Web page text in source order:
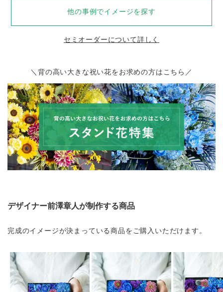
他の事例でイメージを探す
セミオーダーについて詳しく
＼背の高い大きな祝い花をお求めの方はこちら／
デザイナー前澤章人が制作する商品
完成のイメージが決まっている商品をご購入いただけます。